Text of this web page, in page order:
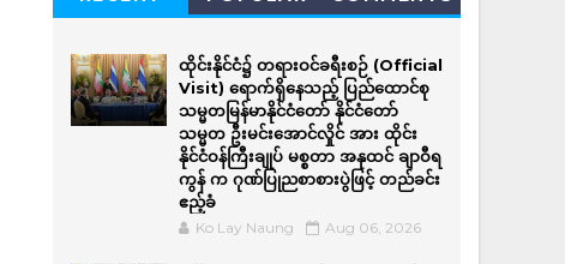
ထိုင်းနိုင်ငံ၌ တရားဝင်ခရီးစဉ် (Official
Visit) ရောက်ရှိနေသည့် ပြည်ထောင်စု
သမ္မတမြန်မာနိုင်ငံတော် နိုင်ငံတော်
သမ္မတ ဦးမင်းအောင်လှိုင် အား ထိုင်း
နိုင်ငံဝန်ကြီးချုပ် မစ္စတာ အနုထင် ချာဝီရ
ကွန် က ဂုဏ်ပြုညစာစားပွဲဖြင့် တည်ခင်း
ဧည့်ခံ
Ko Lay Naung Aug 06, 2026